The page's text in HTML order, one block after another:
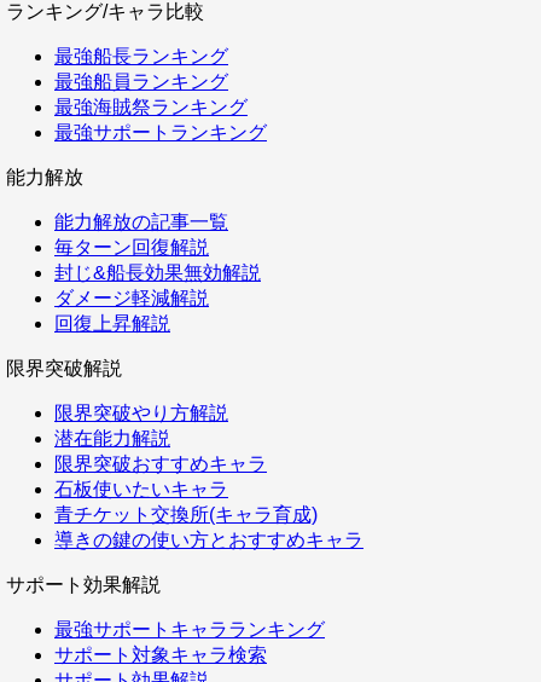
ランキング/キャラ比較
最強船長ランキング
最強船員ランキング
最強海賊祭ランキング
最強サポートランキング
能力解放
能力解放の記事一覧
毎ターン回復解説
封じ&船長効果無効解説
ダメージ軽減解説
回復上昇解説
限界突破解説
限界突破やり方解説
潜在能力解説
限界突破おすすめキャラ
石板使いたいキャラ
青チケット交換所(キャラ育成)
導きの鍵の使い方とおすすめキャラ
サポート効果解説
最強サポートキャラランキング
サポート対象キャラ検索